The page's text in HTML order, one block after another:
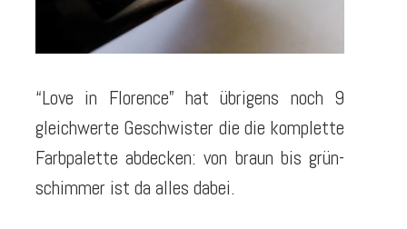
“Love in Florence” hat übrigens noch 9
gleichwerte Geschwister die die komplette
Farbpalette abdecken: von braun bis grün-
schimmer ist da alles dabei.